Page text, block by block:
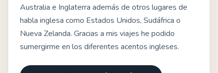
Australia e Inglaterra además de otros lugares de
habla inglesa como Estados Unidos, Sudáfrica o
Nueva Zelanda. Gracias a mis viajes he podido
sumergirme en los diferentes acentos ingleses.